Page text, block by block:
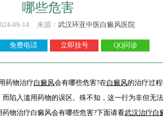
哪些危害
09-14 来源： 武汉环亚中医白癜风医院
免费电话 立即挂号 QQ问诊
药物治疗白癜风会有哪些危害?在白癜风的治疗过
陷入滥用药物的误区。殊不知，这一行为非但无
物治疗白癜风会有哪些危害?下面请看武汉治疗白